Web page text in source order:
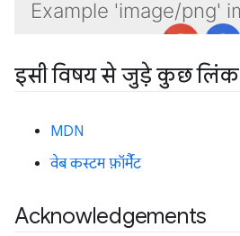
इसी विषय से जुड़े कुछ लिंक
MDN
वेब कस्टम फ़ॉर्मैट
Acknowledgements